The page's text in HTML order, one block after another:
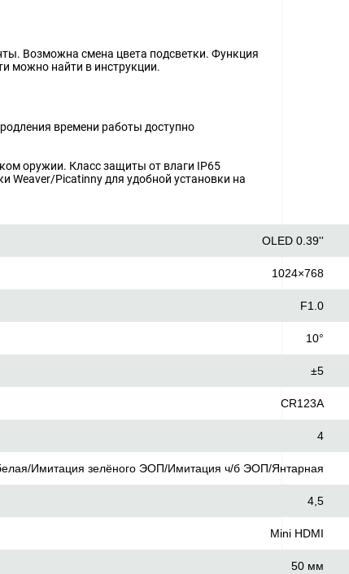
Возможна смена цвета подсветки. Функция
можно найти в инструкции.
времени работы доступно
оружии. Класс защиты от влаги IP65
Weaver/Picatinny для удобной установки на
OLED 0.39''
1024×768
F1.0
10°
±5
CR123A
4
Имитация зелёного ЭОП/Имитация ч/б ЭОП/Янтарная
4,5
Mini HDMI
50 мм